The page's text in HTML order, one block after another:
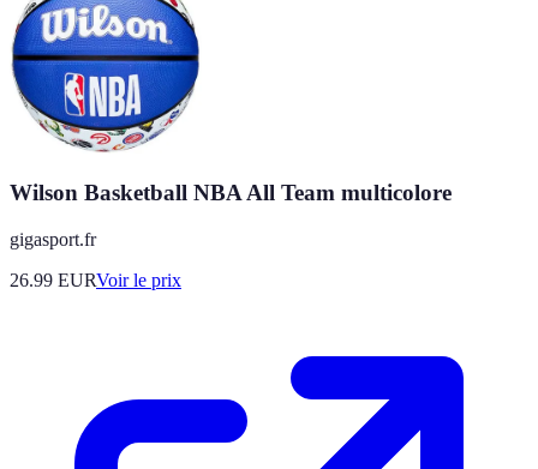
Wilson Basketball NBA All Team multicolore
gigasport.fr
26.99 EURVoir le prix